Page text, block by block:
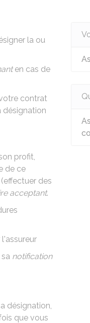
la ou
en cas de
contrat
désignation
profit,
de ce
des
acceptant.
notification
désignation,
que vous